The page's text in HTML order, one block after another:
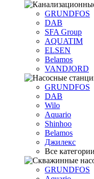
GRUNDFOS
DAB
SFA Group
AQUATIM
ELSEN
Belamos
VANDJORD
GRUNDFOS
DAB
Wilo
Aquario
Shinhoo
Belamos
Джилекс
Все
GRUNDFOS